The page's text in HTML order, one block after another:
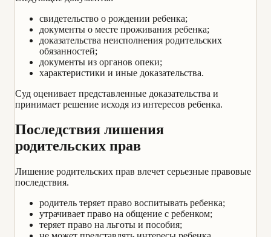
свидетельство о рождении ребенка;
документы о месте проживания ребенка;
доказательства неисполнения родительских
обязанностей;
документы из органов опеки;
характеристики и иные доказательства.
Суд оценивает представленные доказательства и
принимает решение исходя из интересов ребенка.
Последствия лишения
родительских прав
Лишение родительских прав влечет серьезные правовые
последствия.
родитель теряет право воспитывать ребенка;
утрачивает право на общение с ребенком;
теряет право на льготы и пособия;